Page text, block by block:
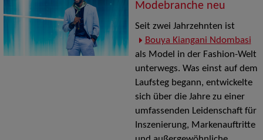
Modebranche neu
Seit zwei Jahrzehnten ist
Bouya Kiangani Ndombasi
als Model in der Fashion-Welt
unterwegs. Was einst auf dem
Laufsteg begann, entwickelte
sich über die Jahre zu einer
umfassenden Leidenschaft für
Inszenierung, Markenauftritte